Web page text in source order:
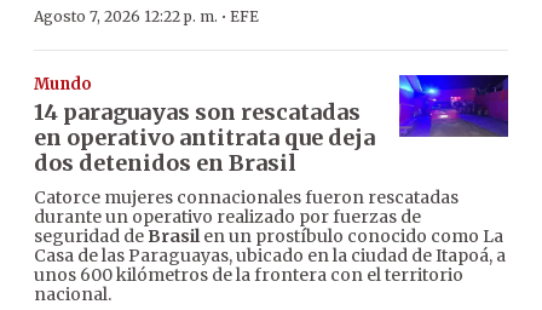
Agosto 7, 2026 12:22 p. m. · EFE
Mundo
14 paraguayas son rescatadas
en operativo antitrata que deja
dos detenidos en Brasil
Catorce mujeres connacionales fueron rescatadas
durante un operativo realizado por fuerzas de
seguridad de Brasilen un prostíbulo conocido como La
Casa de las Paraguayas, ubicado en la ciudad de Itapoá, a
unos 600 kilómetros de la frontera con el territorio
nacional.